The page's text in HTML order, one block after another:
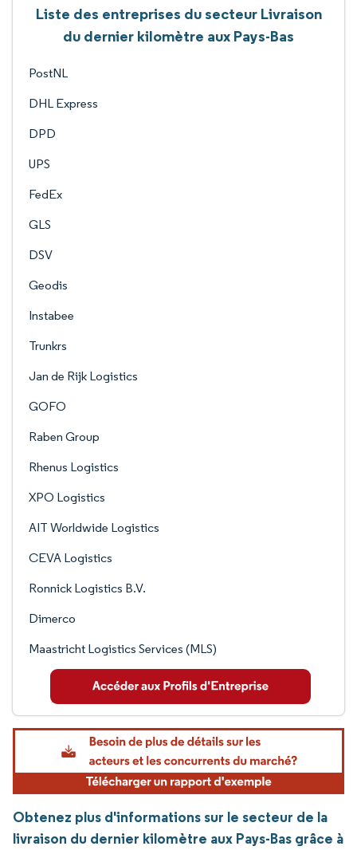
Liste des entreprises du secteur Livraison
du dernier kilomètre aux Pays-Bas
PostNL
DHL Express
DPD
UPS
FedEx
GLS
DSV
Geodis
Instabee
Trunkrs
Jan de Rijk Logistics
GOFO
Raben Group
Rhenus Logistics
XPO Logistics
AIT Worldwide Logistics
CEVA Logistics
Ronnick Logistics B.V.
Dimerco
Maastricht Logistics Services (MLS)
Obtenez plus d'informations sur le secteur de la
livraison du dernier kilomètre aux Pays-Bas grâce à